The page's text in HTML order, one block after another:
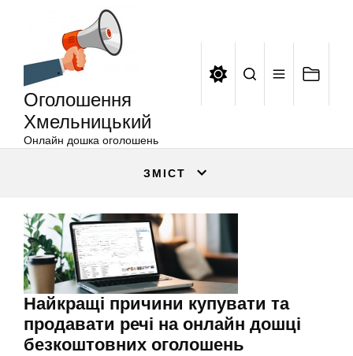
Оголошення
Хмельницький
Онлайн дошка оголошень
ЗМІСТ
Найкращі причини купувати та
продавати речі на онлайн дошці
безкоштовних оголошень